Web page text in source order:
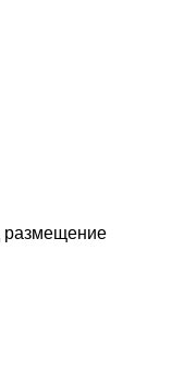
размещение